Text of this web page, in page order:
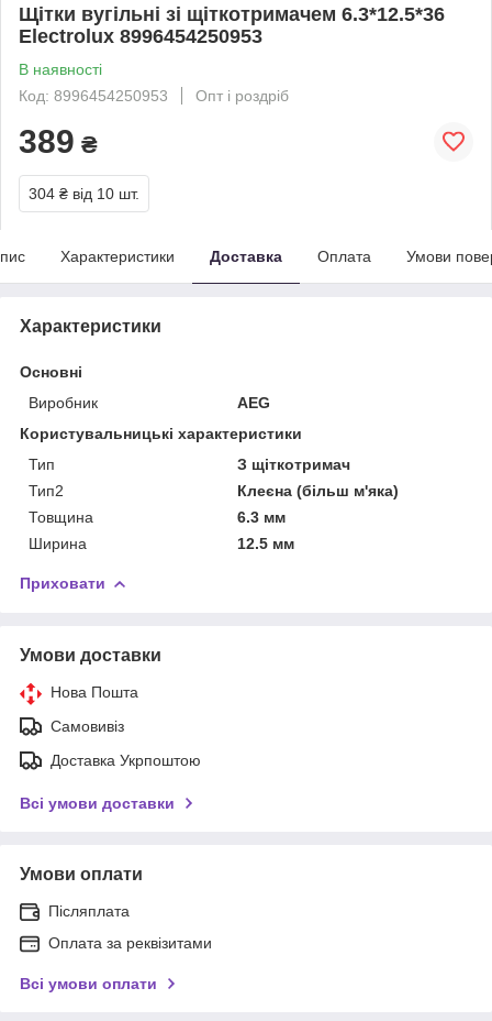
Щітки вугільні зі щіткотримачем 6.3*12.5*36
Electrolux 8996454250953
В наявності
Код: 8996454250953
Опт і роздріб
389 ₴
304 ₴ від 10 шт.
Характеристики Доставка Оплата Умови
Характеристики
Основні
Виробник
AEG
Користувальницькі характеристики
Тип
З щіткотримач
Тип2
Клеєна (більш м'яка)
Товщина
6.3 мм
Ширина
12.5 мм
Приховати
Умови доставки
Нова Пошта
Самовивіз
Доставка Укрпоштою
Всі умови доставки
Умови оплати
Післяплата
Оплата за реквізитами
Всі умови оплати